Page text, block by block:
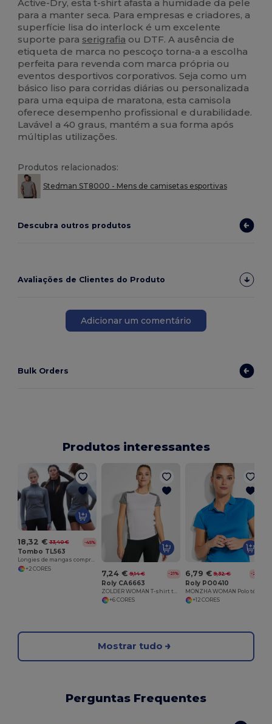
Active-Dry, esta t-shirt afasta a humidade da pele
para a manter seca. Para empresas e criadores, a
superfície lisa do interlock é um excelente
suporte para serigrafia ou DTF. A ausência de
etiqueta de marca no pescoço torna-a a escolha
perfeita para revenda com marca própria ou
eventos desportivos corporativos. Seja como um
básico liso para corridas diárias ou personalizada
para uma equipa de maratona, esta camisola
oferece desempenho profissional e durabilidade.
Lavável a 40 graus, mantém a sua forma após
múltiplas utilizações.
Produtos relacionados:
Stedman ST8000 - Mens de camisetas esportivas
Descubra outros produtos
Avaliações de Clientes do Produto
Adicionar um comentário
Bulk Orders
Produtos interessantes
18,32 € 33,40 € -45%
Tombo TL563
Longies de mangas compridas 1/4 zip top
+2 CORES
7,24 € 9,14 € -21%
Roly CA6663
+6 CORES
6,79 € 9,32 € -27%
Roly PO0410
+12 CORES
Mostrar tudo
Perguntas Frequentes